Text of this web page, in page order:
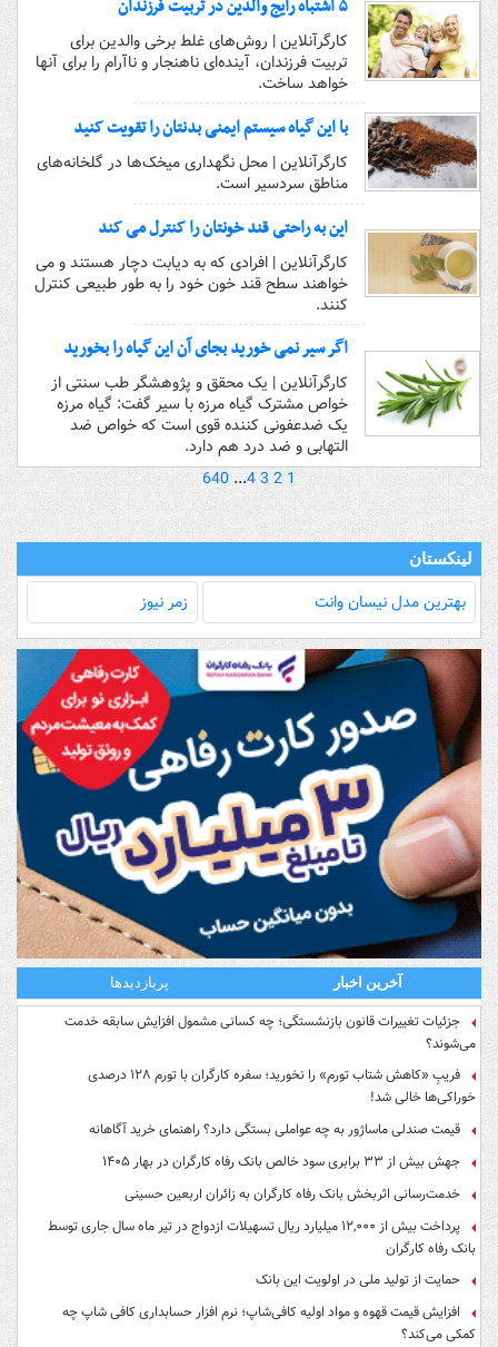
۵ اشتباه رایج والدین در تربیت فرزندان
کارگرآنلاین | روش‌های غلط برخی والدین برای
تربیت فرزندان، آینده‌ای ناهنجار و ناآرام را برای آنها
خواهد ساخت.
با این گیاه سیستم ایمنی بدنتان را تقویت کنید
کارگرآنلاین | محل نگهداری میخک‌ها در گلخانه‌های
مناطق سردسیر است.
این به راحتی قند خونتان را کنترل می کند
کارگرآنلاین | افرادی که به دیابت دچار هستند و می
خواهند سطح قند خون خود را به طور طبیعی کنترل
کنند.
اگر سیر نمی خورید بجای آن این گیاه را بخورید
کارگرآنلاین | یک محقق و پژوهشگر طب سنتی از
خواص مشترک گیاه مرزه با سیر گفت: گیاه مرزه
یک ضدعفونی کننده قوی است که خواص ضد
التهابی و ضد درد هم دارد.
1
2
3
4
...
640
لینکستان
بهترین مدل‌ نیسان وانت زمر نیوز
آخرین اخبار پربازدیدها
جزئیات تغییرات قانون بازنشستگی؛ چه کسانی مشمول افزایش سابقه خدمت
می‌شوند؟
فریبِ «کاهش شتاب تورم» را نخورید؛ سفره کارگران با تورم ۱۲۸ درصدی
خوراکی‌ها خالی شد!
قیمت صندلی ماساژور به چه عواملی بستگی دارد؟ راهنمای خرید آگاهانه
جهش بیش از ۳۳ برابری سود خالص بانک رفاه کارگران در بهار ۱۴۰۵
خدمت‌رسانی اثربخش بانک رفاه کارگران به زائران اربعین حسینی
پرداخت بیش از ۱۲,۰۰۰ میلیارد ریال تسهیلات ازدواج در تیر ماه سال جاری توسط
بانک رفاه کارگران
حمایت از تولید ملی در اولویت این بانک
افزایش قیمت قهوه و مواد اولیه کافی‌شاپ؛ نرم افزار حسابداری کافی شاپ چه
کمکی می‌کند؟